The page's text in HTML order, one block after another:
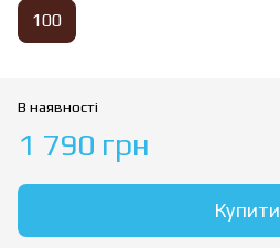
100
В наявності
1 790 грн
Купити